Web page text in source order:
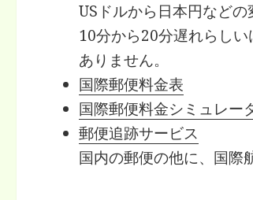
USドルから日本円などの
10分から20分遅れらし
ありません。
国際郵便料金表
国際郵便料金シミュレー
郵便追跡サービス
国内の郵便の他に、国際